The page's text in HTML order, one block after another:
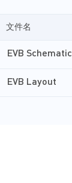
文件名
EVB Schematic
EVB Layout